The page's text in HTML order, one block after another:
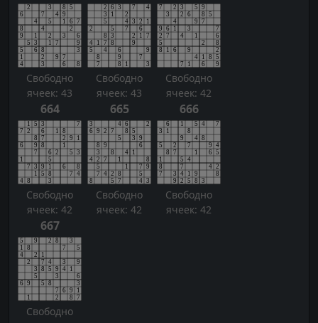
Свободно
ячеек: 43
Свободно
ячеек: 43
Свободно
ячеек: 42
664
Свободно
ячеек: 42
665
Свободно
ячеек: 42
666
Свободно
ячеек: 42
667
Свободно